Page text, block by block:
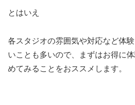
とはいえ
各スタジオの雰囲気や対応など体
いことも多いので、まずはお得に
めてみることをおススメします。